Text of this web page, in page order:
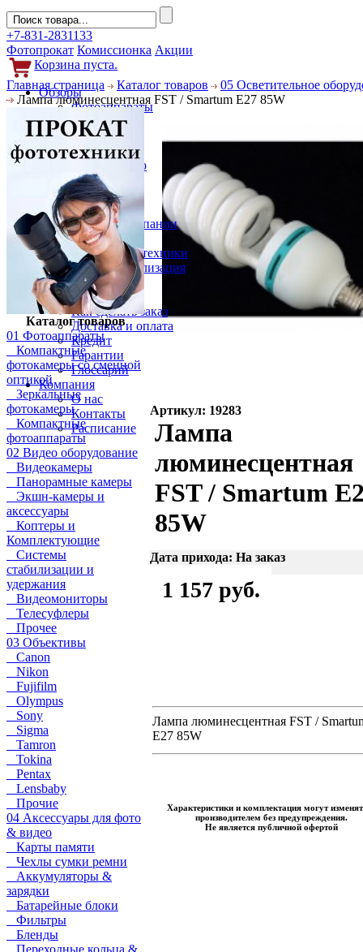
+7-831-2831133
Фотопрокат Комиссионка Акции
Корзина пуста.
Обзоры
Фотоаппараты
Объективы
Фильтры
Новости
Фото и видео
Гаджеты
Аксессуары
Слухи
Новости компании
Услуги
Прокат фототехники
Выкуп и реализация
Покупателям
Акции
Как сделать заказ
Доставка и оплата
Кредит
Гарантии
Глоссарий
Компания
О нас
Контакты
Расписание
Главная страница Каталог товаров
05 Осветительное
Лампа люминесцентная FST / Smartum E27 85W
Каталог товаров
01 Фотоаппараты
Компактные
фотокамеры со сменной
оптикой
Зеркальные
фотокамеры
Компактные
фотоаппараты
02 Видео оборудование
Видеокамеры
Панорамные камеры
Экшн-камеры и
аксессуары
Коптеры и
Комплектующие
Системы
стабилизации и
удержания
Видеомониторы
Телесуфлеры
Прочее
03 Объективы
Canon
Nikon
Fujifilm
Olympus
Sony
Sigma
Tamron
Tokina
Pentax
Lensbaby
Прочие
04 Аксессуары для фото
& видео
Карты памяти
Чехлы сумки ремни
Аккумуляторы &
зарядки
Батарейные блоки
Фильтры
Бленды
Переходные кольца &
Артикул: 19283
Лампа
люминесцентная
FST / Smartum
85W
Дата прихода: На заказ
1 157 руб.
Лампа люминесцентная FST /
E27 85W
Характеристики и комплектация могут
производителем без предупреждения.
Не является публичной офертой